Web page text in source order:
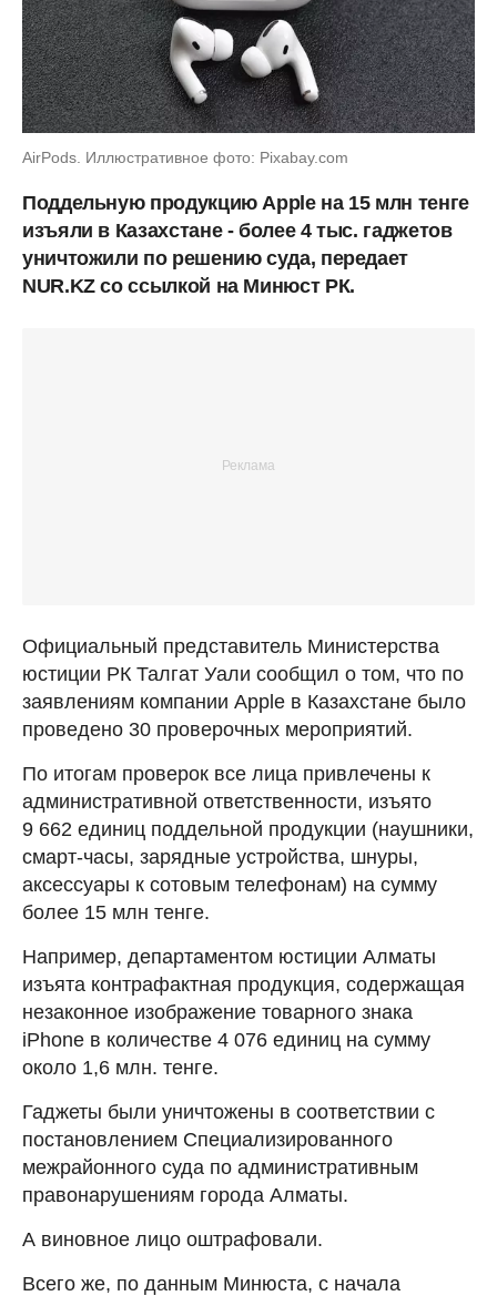
AirPods. Иллюстративное фото: Pixabay.com
Поддельную продукцию Apple на 15 млн тенге
изъяли в Казахстане - более 4 тыс. гаджетов
уничтожили по решению суда, передает
NUR.KZ со ссылкой на Минюст РК.
Официальный представитель Министерства
юстиции РК Талгат Уали сообщил о том, что по
заявлениям компании Apple в Казахстане было
проведено 30 проверочных мероприятий.
По итогам проверок все лица привлечены к
административной ответственности, изъято
9 662 единиц поддельной продукции (наушники,
смарт-часы, зарядные устройства, шнуры,
аксессуары к сотовым телефонам) на сумму
более 15 млн тенге.
Например, департаментом юстиции Алматы
изъята контрафактная продукция, содержащая
незаконное изображение товарного знака
iPhone в количестве 4 076 единиц на сумму
около 1,6 млн. тенге.
Гаджеты были уничтожены в соответствии с
постановлением Специализированного
межрайонного суда по административным
правонарушениям города Алматы.
А виновное лицо оштрафовали.
Всего же, по данным Минюста, с начала